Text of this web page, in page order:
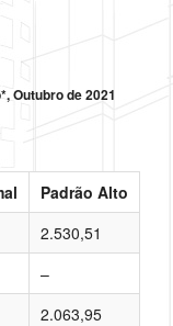
Outubro de 2021
Padrão Alto
2.530,51
–
2.063,95